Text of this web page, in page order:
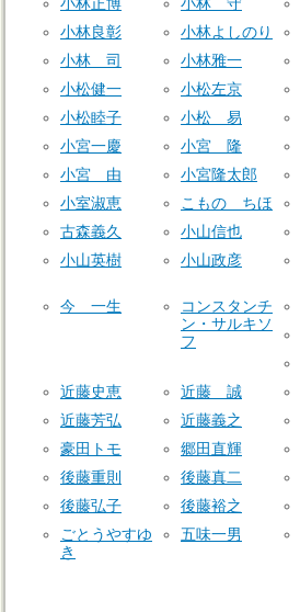
小林良彰
小林よしのり
小林 司
小林雅一
小松健一
小松左京
小松睦子
小松 易
小宮一慶
小宮 隆
小宮 由
小宮隆太郎
小室淑恵
こもの ちほ
古森義久
小山信也
小山英樹
小山政彦
今 一生
コンスタンチ
ン・サルキソ
フ
近藤史恵
近藤 誠
近藤芳弘
近藤義之
豪田トモ
郷田直輝
後藤重則
後藤真二
後藤弘子
後藤裕之
ごとうやすゆ
き
五味一男